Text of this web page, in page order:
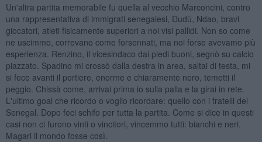
Un'altra partita memorabile fu quella al vecchio Marconcini, contro
una rappresentativa di immigrati senegalesi, Dudù, Ndao, bravi
giocatori, atleti fisicamente superiori a noi visi pallidi. Non so come
ne uscimmo, correvano come forsennati, ma noi forse avevamo più
esperienza. Renzino, il vicesindaco dai piedi buoni, segnò su calcio
piazzato. Spadino mi crossò dalla destra in area, saltai di testa, mi
si fece avanti il portiere, enorme e chiaramente nero, temetti il
peggio. Chissà come, arrivai prima io sulla palla e la girai in rete.
L'ultimo goal che ricordo o voglio ricordare: quello con i fratelli del
Senegal. Dopo feci schifo per tutta la partita. Come si dice in questi
casi non ci furono vinti o vincitori, vincemmo tutti: bianchi e neri.
Magari il mondo fosse così.